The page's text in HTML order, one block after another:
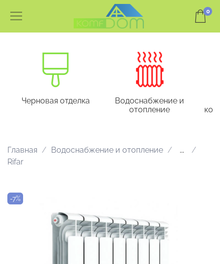
0
Черновая отделка
Водоснабжение и
отопление
Главная Водоснабжение и отопление
...
Rifar
-7%